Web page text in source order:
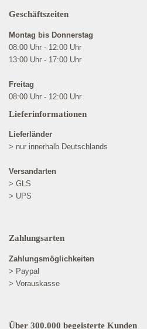
Geschäftszeiten
Montag bis Donnerstag
08:00 Uhr - 12:00 Uhr
13:00 Uhr - 17:00 Uhr
Freitag
08:00 Uhr - 12:00 Uhr
Lieferinformationen
Lieferländer
> nur innerhalb Deutschlands
Versandarten
> GLS
> UPS
Zahlungsarten
Zahlungsmöglichkeiten
> Paypal
> Vorauskasse
Über 300.000 begeisterte Kunden